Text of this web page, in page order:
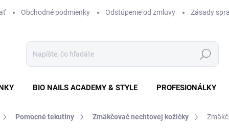
Obchodné podmienky Odstúpenie od zmluvy Zásady
Hľadať
BIO NAILS ACADEMY & STYLE PROFESIONÁLKY
Pomocné tekutiny Zmäkčovač nechtovej kožičky